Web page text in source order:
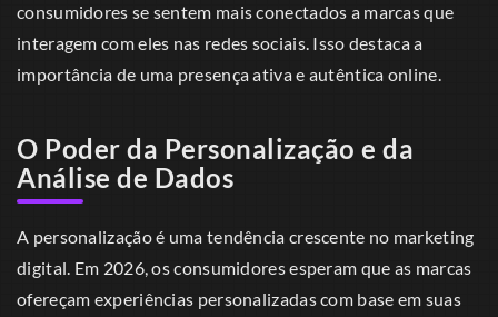
consumidores se sentem mais conectados a marcas que
interagem com eles nas redes sociais. Isso destaca a
importância de uma presença ativa e autêntica online.
O Poder da Personalização e da
Análise de Dados
A personalização é uma tendência crescente no marketing
digital. Em 2026, os consumidores esperam que as marcas
ofereçam experiências personalizadas com base em suas